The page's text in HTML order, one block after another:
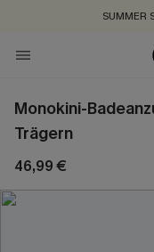
SUMMER
ZUM
Monokini-
Trägern
46,99 €